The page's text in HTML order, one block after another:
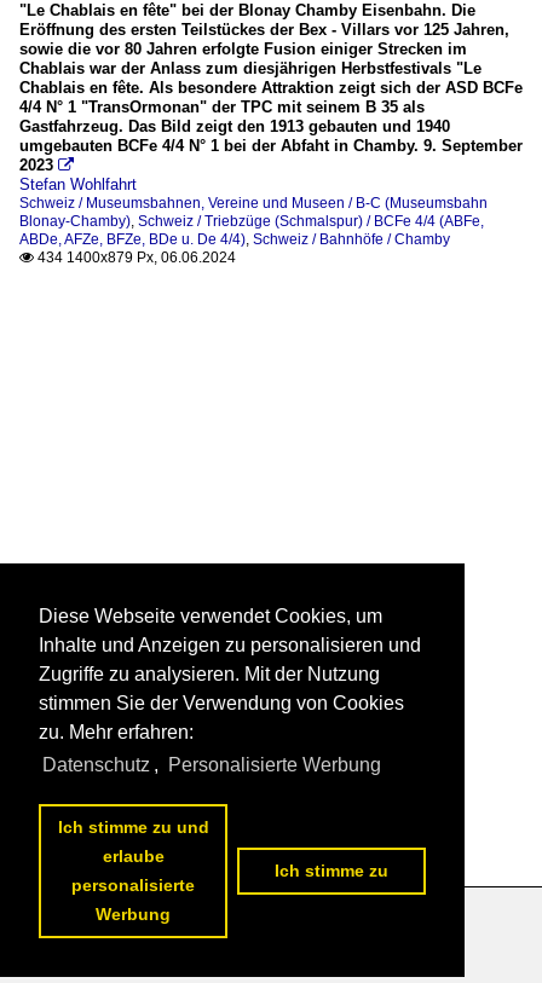
"Le Chablais en fête" bei der Blonay Chamby Eisenbahn. Die
Eröffnung des ersten Teilstückes der Bex - Villars vor 125 Jahren,
sowie die vor 80 Jahren erfolgte Fusion einiger Strecken im
Chablais war der Anlass zum diesjährigen Herbstfestivals "Le
Chablais en fête. Als besondere Attraktion zeigt sich der ASD BCFe
4/4 N° 1 "TransOrmonan" der TPC mit seinem B 35 als
Gastfahrzeug. Das Bild zeigt den 1913 gebauten und 1940
umgebauten BCFe 4/4 N° 1 bei der Abfaht in Chamby. 9. September
2023 
Stefan Wohlfahrt
Schweiz / Museumsbahnen, Vereine und Museen / B-C (Museumsbahn
Blonay-Chamby), Schweiz / Triebzüge (Schmalspur) / BCFe 4/4 (ABFe,
ABDe, AFZe, BFZe, BDe u. De 4/4), Schweiz / Bahnhöfe / Chamby
 434 1400x879 Px, 06.06.2024
Datenschutzerklärung
Diese Webseite verwendet Cookies, um
Inhalte und Anzeigen zu personalisieren und
Zugriffe zu analysieren. Mit der Nutzung
stimmen Sie der Verwendung von Cookies
zu. Mehr erfahren:
Datenschutz , Personalisierte Werbung
Ich stimme zu und
erlaube
personalisierte
Werbung
Ich stimme zu